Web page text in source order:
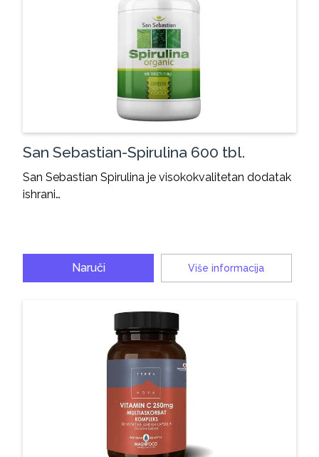
San Sebastian-Spirulina 600 tbl.
San Sebastian Spirulina je visokokvalitetan dodatak
ishrani…
Naruči Više informacija